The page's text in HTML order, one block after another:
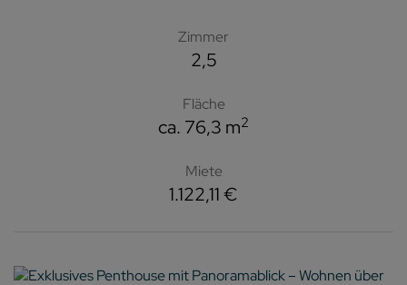
Zimmer
2,5
Fläche
ca. 76,3 m2
Miete
1.122,11 €